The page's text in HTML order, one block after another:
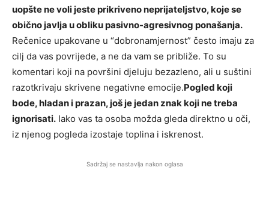
uopšte ne voli jeste prikriveno neprijateljstvo, koje se
obično javlja u obliku pasivno-agresivnog ponašanja.
Rečenice upakovane u “dobronamjernost” često imaju za
cilj da vas povrijede, a ne da vam se približe. To su
komentari koji na površini djeluju bezazleno, ali u suštini
razotkrivaju skrivene negativne emocije.Pogled koji
bode, hladan i prazan, još je jedan znak koji ne treba
ignorisati. Iako vas ta osoba možda gleda direktno u oči,
iz njenog pogleda izostaje toplina i iskrenost.
Sadržaj se nastavlja nakon oglasa